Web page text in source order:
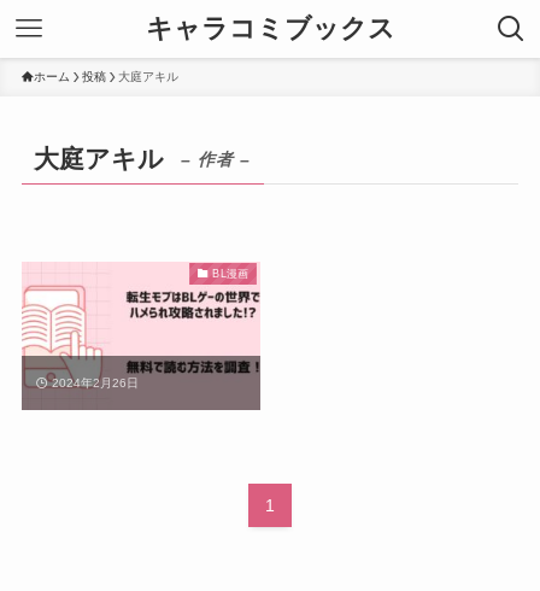
キャラコミブックス
ホーム 投稿 大庭アキル
大庭アキル – 作者 –
BL漫画
2024年2月26日
1